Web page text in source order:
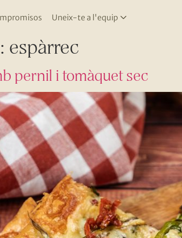
Uneix-te a l'equip
espàrrec
pernil i tomàquet sec